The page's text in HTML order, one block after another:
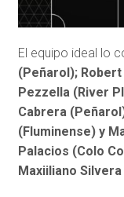
El equipo ideal lo
(Peñarol);
Pezzella (River
Cabrera
(Fluminense) y
Palacios (Colo
Maxiiliano